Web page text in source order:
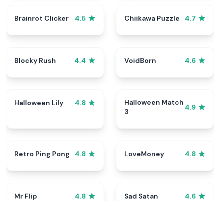
Brainrot Clicker 4.5 Chiikawa Puzzle 4.7
Blocky Rush 4.4 VoidBorn 4.6
Halloween Lily 4.8
Halloween Match
3
4.9
Retro Ping Pong 4.8 LoveMoney 4.8
Mr Flip 4.8 Sad Satan 4.6